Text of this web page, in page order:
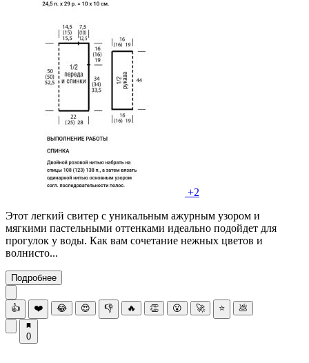
+2
Этот легкий свитер с уникальным ажурным узором и
мягкими пастельными оттенками идеально подойдет для
прогулок у воды. Как вам сочетание нежных цветов и
волнисто...
Подробнее
👍 ❤️ 😂 😍 👎 🔥 👏 😮 🚀 ⭐ 💩
0